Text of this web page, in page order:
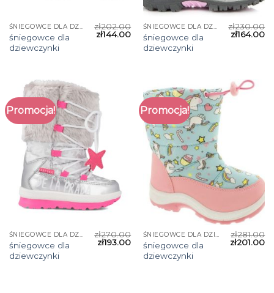
ŚNIEGOWCE DLA DZIEWCZYNKI
śniegowce dla
dziewczynki
zł202.00
zł144.00
ŚNIEGOWCE DLA DZIEWCZYNKI
śniegowce dla
dziewczynki
zł230.00
zł164.00
Promocja!
ŚNIEGOWCE DLA DZIEWCZYNKI
śniegowce dla
dziewczynki
zł270.00
zł193.00
Promocja!
ŚNIEGOWCE DLA DZIEWCZYNKI
śniegowce dla
dziewczynki
zł281.00
zł201.00